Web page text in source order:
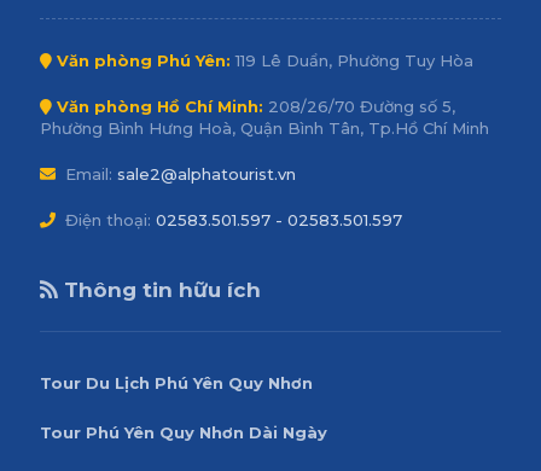
Văn phòng Phú Yên: 119 Lê Duẩn, Phường Tuy Hòa
Văn phòng Hồ Chí Minh: 208/26/70 Đường số 5,
Phường Bình Hưng Hoà, Quận Bình Tân, Tp.Hồ Chí Minh
Email: sale2@alphatourist.vn
Điện thoại: 02583.501.597 - 02583.501.597
Thông tin hữu ích
Tour Du Lịch Phú Yên Quy Nhơn
Tour Phú Yên Quy Nhơn Dài Ngày